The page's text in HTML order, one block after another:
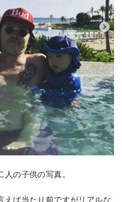
の子供の写真。
えば当たり前ですがリアルな